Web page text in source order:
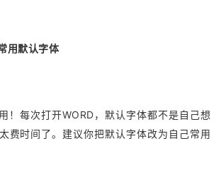
用默认字体
！每次打开WORD，默认字体都不是自己想
费时间了。建议你把默认字体改为自己常用